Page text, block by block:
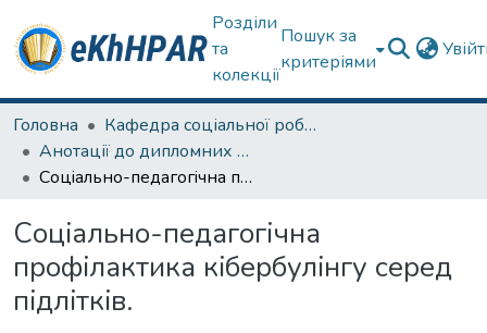
Розділи
та
колекції
Пошук за
критеріями
Головна
Кафедра соціальної роботи
Анотації до дипломних робіт
Соцiально-педагогiчна профiлактика кiбербулiнгу cеред пiдлiткiв.
Соцiально-педагогiчна
профiлактика кiбербулiнгу cеред
пiдлiткiв.